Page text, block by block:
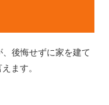
後悔せずに家を建て
ます。